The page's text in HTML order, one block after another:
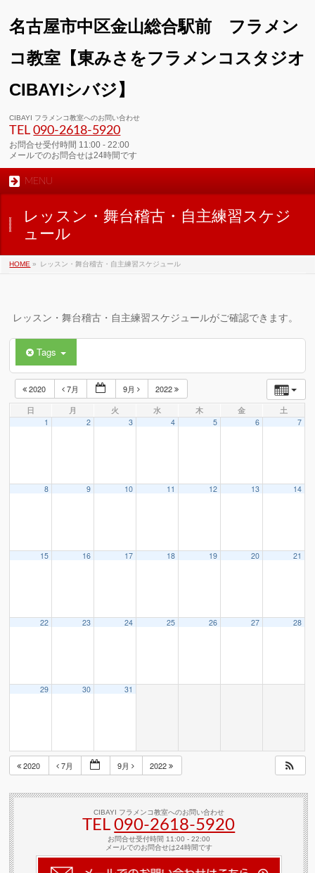
名古屋市中区金山総合駅前 フラメン
コ教室【東みさをフラメンコスタジオ
CIBAYIシバジ】
CIBAYI フラメンコ教室へのお問い合わせ
TEL090-2618‐5920
お問合せ受付時間 11:00 - 22:00
メールでのお問合せは24時間です
MENU
レッスン・舞台稽古・自主練習スケジ
ュール
HOME » レッスン・舞台稽古・自主練習スケジュール
レッスン・舞台稽古・自主練習スケジュールがご確認できます。
Tags
2020 7月 9月
2022
日
月 火 水 木 金 土
1 2 3 4 5 6 7
8 9 10 11 12 13 14
15 16 17 18 19 20 21
22 23 24 25 26 27 28
29 30 31
2020 7月 9月 2022
CIBAYI フラメンコ教室へのお問い合わせ
TEL090-2618‐5920
お問合せ受付時間 11:00 - 22:00
メールでのお問合せは24時間です